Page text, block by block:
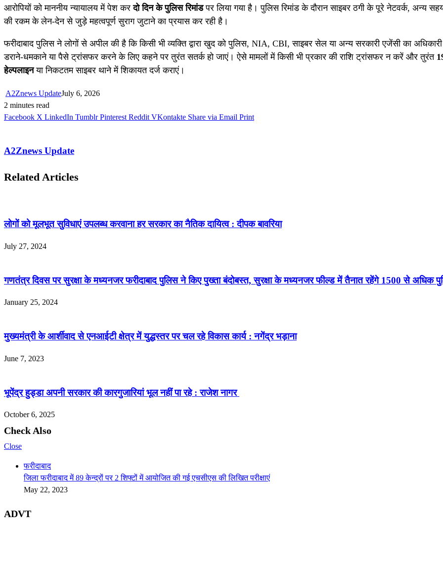
आरोपियों को माननीय न्यायालय में पेश करदो दिन के पुलिस रिमांडपर लिया गया है। पुलिस रिमांड के दौरान साइबर ठगी के पूरे नेटवर्क, अन्य
की रकम के लेन-देन से जुड़े महत्वपूर्ण सुराग जुटाने का प्रयास कर रही है।
फरीदाबाद पुलिस ने लोगों से अपील की है कि किसी भी व्यक्ति द्वारा खुद को पुलिस, NIA, CBI, साइबर सेल या अन्य सरकारी एजेंसी का
डराने-धमकाने या पैसे ट्रांसफर करने के लिए कहने पर तुरंत सतर्क हो जाएं। ऐसे मामलों में किसी भी प्रकार की राशि ट्रांसफर न करें और तुरंत
हेल्पलाइनया निकटतम साइबर थाने में शिकायत दर्ज कराएं।
A2Znews UpdateJuly 6, 2026
2 minutes read
Facebook X LinkedIn Tumblr Pinterest Reddit VKontakte Share via Email Print
A2Znews Update
Related Articles
लोगों को मूलभूत सुविधाएं उपलब्ध करवाना हर सरकार का नैतिक दायित्व : दीपक बावरिया
July 27, 2024
गणतंत्र दिवस पर सुरक्षा के मध्यनजर फरीदाबाद पुलिस ने किए पुख्ता बंदोबस्त, सुरक्षा के मध्यनजर फील्ड में तैनात रहेंगे 1500 से अधिक
January 25, 2024
मुख्यमंत्री के आर्शीवाद से एनआईटी क्षेत्र में युद्धस्तर पर चल रहे विकास कार्य : नगेंद्र भड़ाना
June 7, 2023
भूपेंद्र हुड्डा अपनी सरकार की कारगुजारियां भूल नहीं पा रहे : राजेश नागर
October 6, 2025
Check Also
Close
फरीदाबाद
जिला फरीदाबाद में 89 केन्द्रों पर 2 शिफ्टों में आयोजित की गई एचसीएस की लिखित परीक्षाएं
May 22, 2023
ADVT